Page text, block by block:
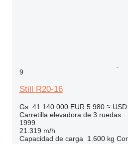
9
Still R20-16
Gs. 41.140.000 EUR 5.980 ≈
Carretilla elevadora de 3 ruedas
1999
21.319 m/h
Capacidad de carga
1.600 kg